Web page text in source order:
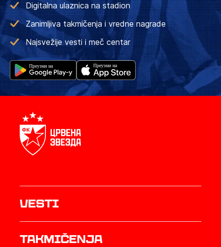
Digitalna ulaznica na stadion
Zanimljiva takmičenja i vredne nagrade
Najsvežije vesti i meč centar
Vesti
Takmičenja